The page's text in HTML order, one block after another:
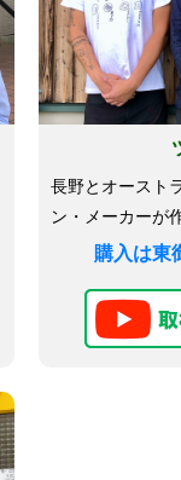
長野とオースト
ン・メーカーが
購入は東